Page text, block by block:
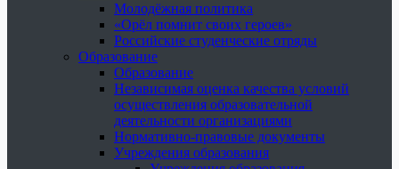
Молодёжная политика
«Орёл помнит своих героев»
Российские студенческие отряды
Образование
Образование
Независимая оценка качества условий
осуществления образовательной
деятельности организациями
Нормативно-правовые документы
Учреждения образования